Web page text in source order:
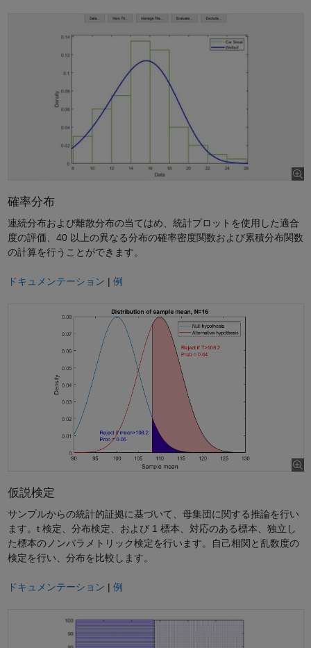
確率分布
連続分布および離散分布の当てはめ、統計プロットを使用した適合
度の評価、40 以上の異なる分布の確率密度関数および累積分布関数
の計算を行うことができます。
ドキュメンテーション | 例
仮説検定
サンプルからの統計的証拠に基づいて、母集団に関する推論を行い
ます。t 検定、分布検定、および 1 標本、対応のある標本、独立し
た標本のノンパラメトリック検定を行います。自己相関と乱数度の
検定を行い、分布を比較します。
ドキュメンテーション | 例